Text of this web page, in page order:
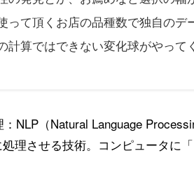
って頂くお店の品種数で独自の
計算ではできない変化球がやっ
NLP（Natural Language
理させる技術。コンピュータに